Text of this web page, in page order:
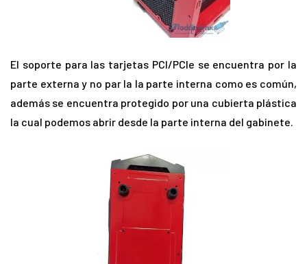
El soporte para las tarjetas PCI/PCIe se encuentra por la
parte externa y no par la la parte interna como es común,
además se encuentra protegido por una cubierta plástica
la cual podemos abrir desde la parte interna del gabinete.